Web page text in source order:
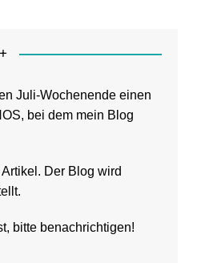
Juli-Wochenende einen
bei dem mein Blog
Der Blog wird
bitte benachrichtigen!